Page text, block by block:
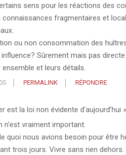
sens pour les réactions des
fragmentaires et
ou non consommation des
Sûrement mais pas
et leurs détails.
PERMALINK RÉPONDRE
est la loi non évidente d’aujourd’hui
n’est vraiment important.
quoi nous avions besoin pour être
trois jours. Vivre sans rien